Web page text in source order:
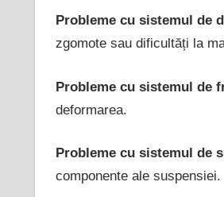
Probleme cu sistemul de
zgomote sau dificultăți la
Probleme cu sistemul de
deformarea.
Probleme cu sistemul de
componente ale suspensiei.